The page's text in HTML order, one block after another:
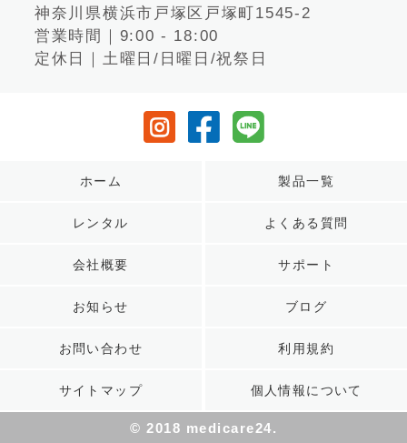
神奈川県横浜市戸塚区戸塚町1545-2
営業時間｜9:00 - 18:00
定休日｜土曜日/日曜日/祝祭日
ホーム 製品一覧
レンタル よくある質問
会社概要 サポート
お知らせ ブログ
お問い合わせ 利用規約
サイトマップ 個人情報について
© 2018 medicare24.